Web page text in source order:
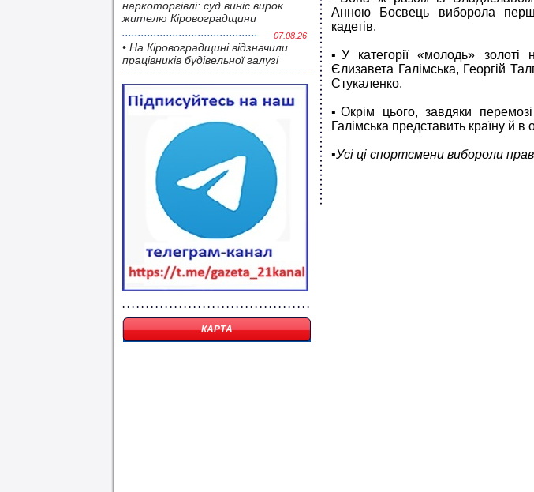
наркоторгівлі: суд виніс вирок
жителю Кіровоградщини
07.08.26
• На Кіровоградщині відзначили
працівників будівельної галузі
КАРТА
Анною Боєвець виборола
кадетів.
▪️У категорії «молодь» золоті
Єлизавета Галімська, Георгій
Стукаленко.
▪️Окрім цього, завдяки
Галімська представить країну й в
▪️Усі ці спортсмени вибороли